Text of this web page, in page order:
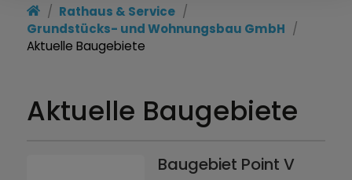
Kommunalpolitik
Verwaltung
Rathaus & Service
Grundstücks- und Wohnungsbau GmbH
Aktuelle Baugebiete
Aktuelle Baugebiete
Baugebiet Point V